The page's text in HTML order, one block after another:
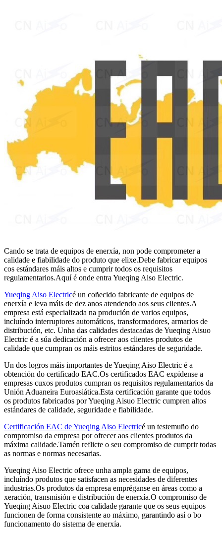
Cando se trata de equipos de enerxía, non pode comprometer a
calidade e fiabilidade do produto que elixe.Debe fabricar equipos
cos estándares máis altos e cumprir todos os requisitos
regulamentarios.Aquí é onde entra Yueqing Aiso Electric.
Yueqing Aiso Electricé un coñecido fabricante de equipos de
enerxía e leva máis de dez anos atendendo aos seus clientes.A
empresa está especializada na produción de varios equipos,
incluíndo interruptores automáticos, transformadores, armarios de
distribución, etc. Unha das calidades destacadas de Yueqing Aisuo
Electric é a súa dedicación a ofrecer aos clientes produtos de
calidade que cumpran os máis estritos estándares de seguridade.
Un dos logros máis importantes de Yueqing Aiso Electric é a
obtención do certificado EAC.Os certificados EAC expídense a
empresas cuxos produtos cumpran os requisitos regulamentarios da
Unión Aduaneira Euroasiática.Esta certificación garante que todos
os produtos fabricados por Yueqing Aisuo Electric cumpren altos
estándares de calidade, seguridade e fiabilidade.
Certificación EAC de Yueqing Aiso Electricé un testemuño do
compromiso da empresa por ofrecer aos clientes produtos da
máxima calidade.Tamén reflicte o seu compromiso de cumprir todas
as normas e normas necesarias.
Yueqing Aiso Electric ofrece unha ampla gama de equipos,
incluíndo produtos que satisfacen as necesidades de diferentes
industrias.Os produtos da empresa empréganse en áreas como a
xeración, transmisión e distribución de enerxía.O compromiso de
Yueqing Aisuo Electric coa calidade garante que os seus equipos
funcionen de forma consistente ao máximo, garantindo así o bo
funcionamento do sistema de enerxía.